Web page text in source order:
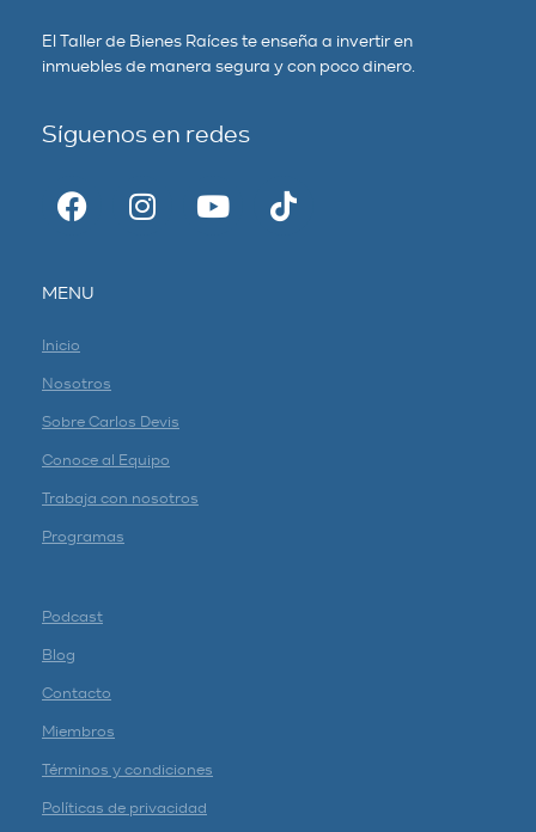
El Taller de Bienes Raíces te enseña a invertir en
inmuebles de manera segura y con poco dinero.
Síguenos en redes
MENU
Inicio
Nosotros
Sobre Carlos Devis
Conoce al Equipo
Trabaja con nosotros
Programas
Podcast
Blog
Contacto
Miembros
Términos y condiciones
Políticas de privacidad